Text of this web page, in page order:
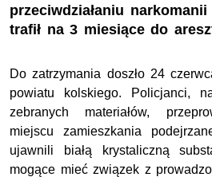
przeciwdziałaniu
trafił na 3 miesiące do
Do zatrzymania doszło 24
powiatu kolskiego. Policjanci,
zebranych materiałów,
miejscu zamieszkania
ujawnili białą krystaliczną
mogące mieć związek z